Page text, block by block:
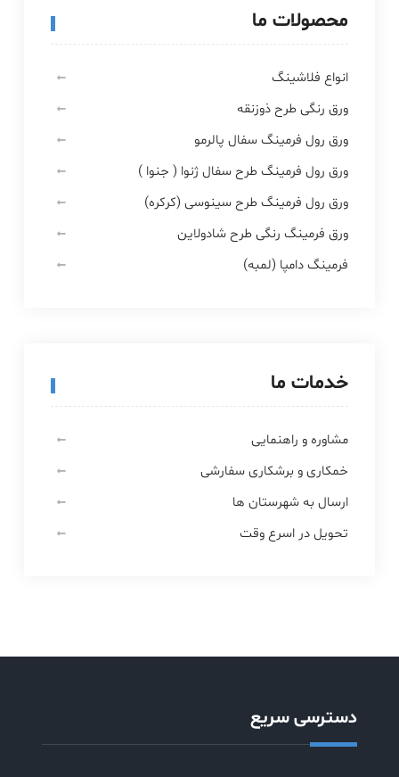
محصولات ما
انواع فلاشینگ
ورق رنگی طرح ذوزنقه
ورق رول فرمینگ سفال پالرمو
ورق رول فرمینگ طرح سفال ژنوا ( جنوا )
ورق رول فرمینگ طرح سینوسی (کرکره)
ورق فرمینگ رنگی طرح شادولاین
فرمینگ دامپا (لمبه)
خدمات ما
مشاوره و راهنمایی
خمکاری و برشکاری سفارشی
ارسال به شهرستان ها
تحویل در اسرع وقت
دسترسی سریع